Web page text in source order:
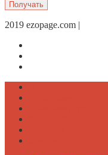
2019 ezopage.com |